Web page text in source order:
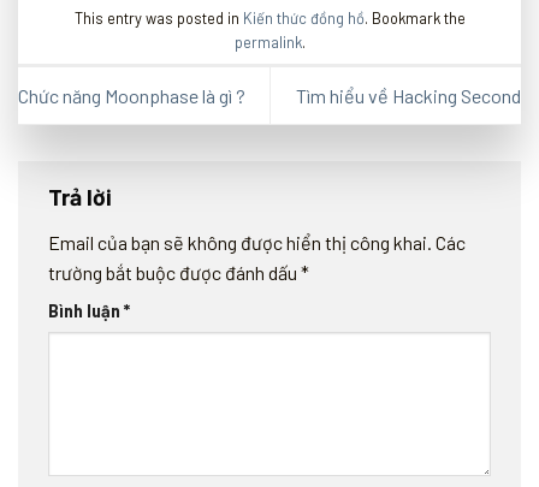
This entry was posted in Kiến thức đồng hồ. Bookmark the
permalink.
Chức năng Moonphase là gì ? Tìm hiểu về Hacking Second
Trả lời
Email của bạn sẽ không được hiển thị công khai. Các
trường bắt buộc được đánh dấu *
Bình luận *